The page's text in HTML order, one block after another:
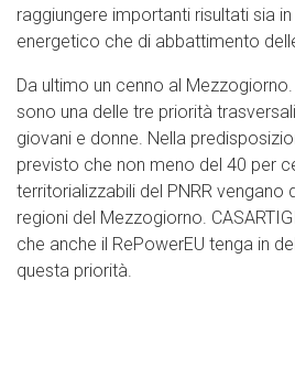
raggiungere importanti risultati sia
energetico che di abbattimento
Da ultimo un cenno al Mezzogiorno.
sono una delle tre priorità
giovani e donne. Nella
previsto che non meno del 40 per
territorializzabili del PNRR vengano
regioni del Mezzogiorno.
che anche il RePowerEU tenga in
questa priorità.